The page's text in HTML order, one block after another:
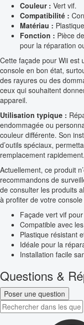
Couleur : Vert vif.
Compatibilité :
Matériau :
Fonction : Pièce
pour la réparation
Cette façade pour Wii est
console en bon état,
des rayures ou des
ceux qui souhaitent
appareil.
Utilisation typique :
endommagée ou
couleur différente. Son
d’outils spéciaux,
remplacement rapidement.
Actuellement, ce produit
recommandons de
de consulter les produits
à profiter de votre
Façade vert vif
Compatible avec
Plastique résistant
Idéale pour la
Installation facile
Questions &
Poser une question